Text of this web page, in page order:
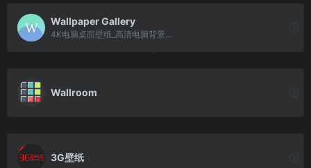
Wallpaper Gallery
4K电脑桌面壁纸_高清电脑背景...
Wallroom
3G壁纸